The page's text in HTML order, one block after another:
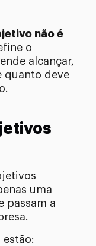
não é
o
alcançar,
quanto deve
uma
passam a